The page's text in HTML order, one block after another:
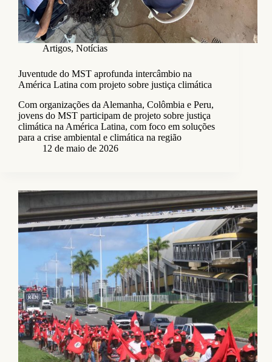
Artigos, Notícias
Juventude do MST aprofunda intercâmbio na
América Latina com projeto sobre justiça climática
Com organizações da Alemanha, Colômbia e Peru,
jovens do MST participam de projeto sobre justiça
climática na América Latina, com foco em soluções
para a crise ambiental e climática na região
12 de maio de 2026